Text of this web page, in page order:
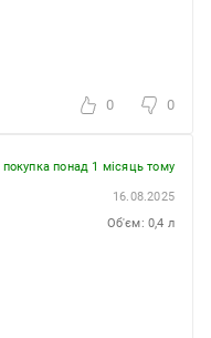
0 0
покупка понад 1 місяць тому
16.08.2025
Об'єм: 0,4 л